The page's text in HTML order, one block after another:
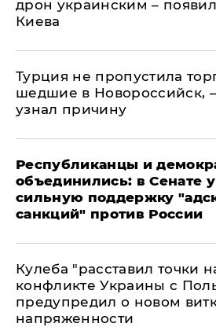
дрон украинским –
Киева
Турция не пропустила
шедшие в Новороссийск,
узнал причину
Республиканцы и
объединились: в Сенате
сильную поддержку
санкций" против России
Кулеба "расставил точки
конфликте Украины с
предупредил о новом
напряженности